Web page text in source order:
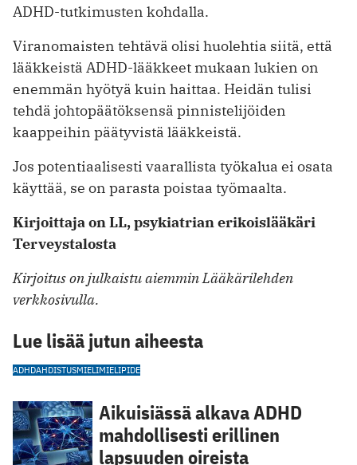
ADHD-tutkimusten kohdalla.
Viranomaisten tehtävä olisi huolehtia siitä, että
lääkkeistä ADHD-lääkkeet mukaan lukien on
enemmän hyötyä kuin haittaa. Heidän tulisi
tehdä johtopäätöksensä pinnistelijöiden
kaappeihin päätyvistä lääkkeistä.
Jos potentiaalisesti vaarallista työkalua ei osata
käyttää, se on parasta poistaa työmaalta.
Kirjoittaja on LL, psykiatrian erikoislääkäri
Terveystalosta
Kirjoitus on julkaistu aiemmin Lääkärilehden
verkkosivulla.
Lue lisää jutun aiheesta
ADHDAHDISTUSMIELIMIELIPIDE
Aikuisiässä alkava ADHD
mahdollisesti erillinen
lapsuuden oireista